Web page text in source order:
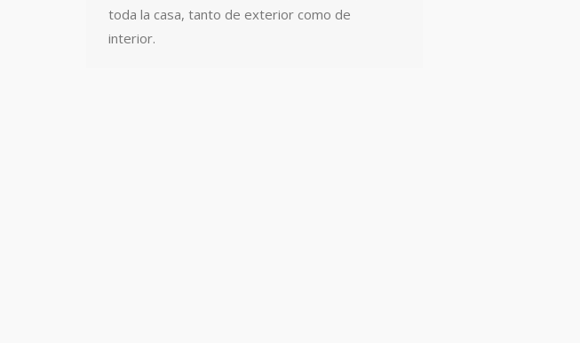
toda la casa, tanto de exterior como de
interior.